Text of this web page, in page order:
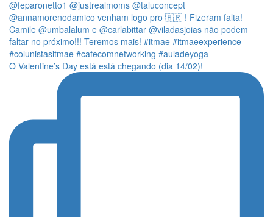
O Valentine’s Day está está chegando (dia 14/02)!